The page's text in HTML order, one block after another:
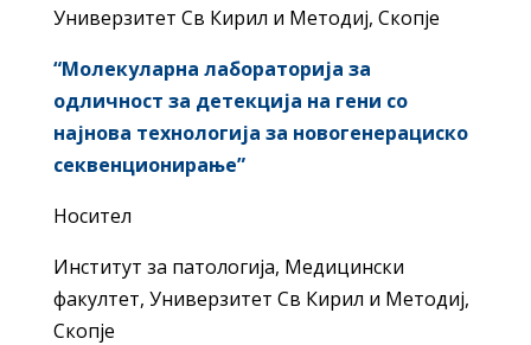
Универзитет Св Кирил и Методиј, Скопје
“Молекуларна лабораторија за
одличност за детекција на гени со
најнова технологија за новогенерациско
секвенционирање”
Носител
Институт за патологија, Медицински
факултет, Универзитет Св Кирил и Методиј,
Скопје